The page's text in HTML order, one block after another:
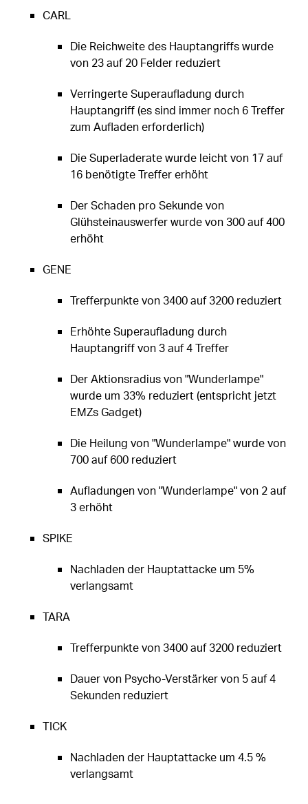
CARL
Die Reichweite des Hauptangriffs wurde
von 23 auf 20 Felder reduziert
Verringerte Superaufladung durch
Hauptangriff (es sind immer noch 6 Treffer
zum Aufladen erforderlich)
Die Superladerate wurde leicht von 17 auf
16 benötigte Treffer erhöht
Der Schaden pro Sekunde von
Glühsteinauswerfer wurde von 300 auf 400
erhöht
GENE
Trefferpunkte von 3400 auf 3200 reduziert
Erhöhte Superaufladung durch
Hauptangriff von 3 auf 4 Treffer
Der Aktionsradius von "Wunderlampe"
wurde um 33% reduziert (entspricht jetzt
EMZs Gadget)
Die Heilung von "Wunderlampe" wurde von
700 auf 600 reduziert
Aufladungen von "Wunderlampe" von 2 auf
3 erhöht
SPIKE
Nachladen der Hauptattacke um 5%
verlangsamt
TARA
Trefferpunkte von 3400 auf 3200 reduziert
Dauer von Psycho-Verstärker von 5 auf 4
Sekunden reduziert
TICK
Nachladen der Hauptattacke um 4.5 %
verlangsamt